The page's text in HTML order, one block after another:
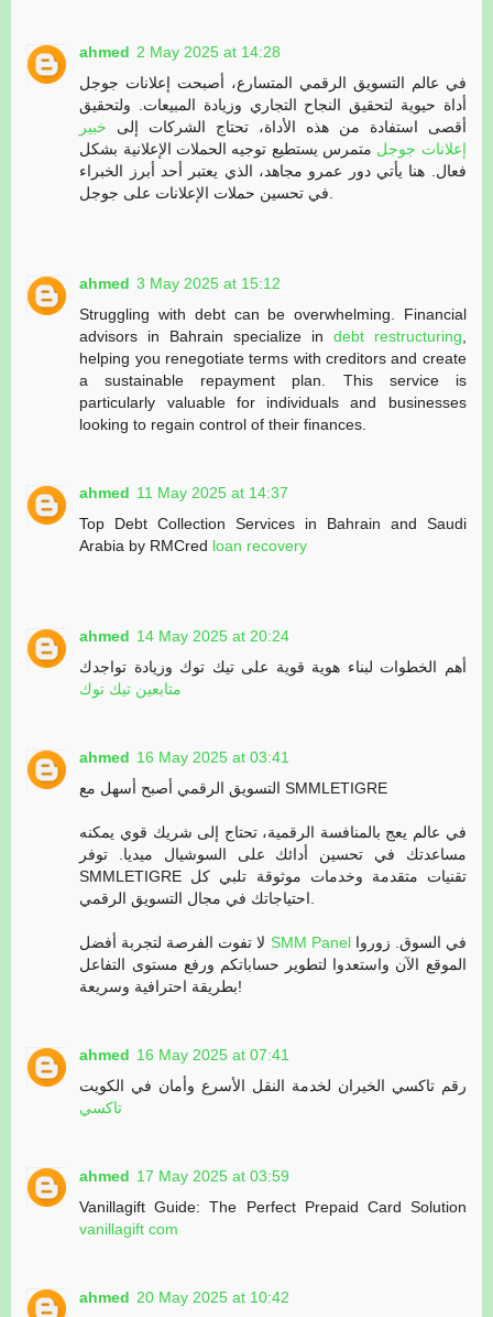
ahmed 2 May 2025 at 14:28
في عالم التسويق الرقمي المتسارع، أصبحت إعلانات جوجل
أداة حيوية لتحقيق النجاح التجاري وزيادة المبيعات. ولتحقيق
أقصى استفادة من هذه الأداة، تحتاج الشركات إلى خبير
إعلانات جوجل متمرس يستطيع توجيه الحملات الإعلانية بشكل
فعال. هنا يأتي دور عمرو مجاهد، الذي يعتبر أحد أبرز الخبراء
ahmed 3 May 2025 at 15:12
Struggling with debt can be overwhelming. Financial
advisors in Bahrain specialize in debt restructuring
helping you renegotiate terms with creditors and create
a sustainable repayment plan. This service is
particularly valuable for individuals and businesses
looking to regain control of their finances.
ahmed 11 May 2025 at 14:37
Top Debt Collection Services in Bahrain and Saudi
Arabia by RMCred loan recovery
ahmed 14 May 2025 at 20:24
أهم الخطوات لبناء هوية قوية على تيك توك وزيادة تواجدك
متابعين تيك توك
ahmed 16 May 2025 at 03:41
التسويق الرقمي أصبح أسهل مع SMMLETIGRE
في عالم يعج بالمنافسة الرقمية، تحتاج إلى شريك قوي يمكنه
مساعدتك في تحسين أدائك على السوشيال ميديا. توفر
SMMLETIGRE تقنيات متقدمة وخدمات موثوقة تلبي كل
SMM Panelفي السوق. زوروا
الموقع الآن واستعدوا لتطوير حساباتكم ورفع مستوى التفاعل
بطريقة احترافية وسريعة!
ahmed 16 May 2025 at 07:41
رقم تاكسي الخيران لخدمة النقل الأسرع وأمان في الكويت
تاكسي
ahmed 17 May 2025 at 03:59
Vanillagift Guide: The Perfect Prepaid Card Solution
vanillagift com
ahmed 20 May 2025 at 10:42